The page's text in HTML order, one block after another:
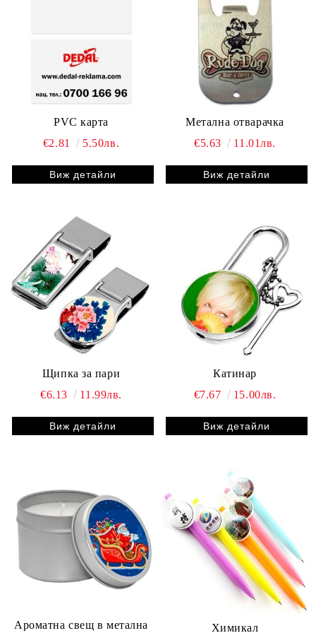
PVC карта
€2.81
5.50лв.
Виж детайли
Метална отварачка
€5.63
11.01лв.
Виж детайли
Щипка за пари
€6.13
11.99лв.
Виж детайли
Катинар
€7.67
15.00лв.
Виж детайли
Ароматна свещ в метална Химикал